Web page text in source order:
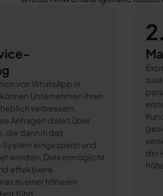
von WhatsApp in
Unternehmen ihren
verbessern.
Anfragen direkt über
die dann in das
eingespeist und
werden. Dies ermöglicht
effektivere
zu einer höheren
führt.
2.
der